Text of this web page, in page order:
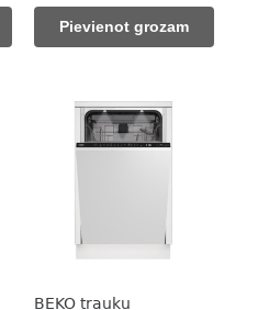
was:
609,00 €.
Pievienot grozam
BEKO trauku